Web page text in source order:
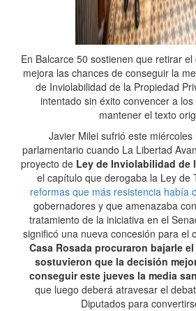
En Balcarce 50 sostienen que retirar
mejora las chances de conseguir la
de Inviolabilidad de la Propiedad
intentado sin éxito convencer a
mantener el texto
Javier Milei sufrió este
parlamentario cuando La Libertad
proyecto de Ley de Inviolabilidad de
el capítulo que derogaba la Ley de
reformas que más resistencia había
gobernadores y que amenazaba
tratamiento de la iniciativa en el
significó una nueva concesión para el
Casa Rosada procuraron bajarle
sostuvieron que la decisión
conseguir este jueves la media
que luego deberá atravesar el
Diputados para